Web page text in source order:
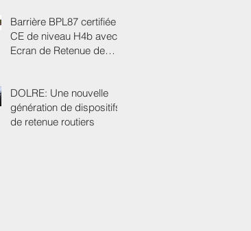
Barrière BPL87 certifiée
CE de niveau H4b avec
Ecran de Retenue de
DOLRE: Une nouvelle
génération de dispositifs
de retenue routiers